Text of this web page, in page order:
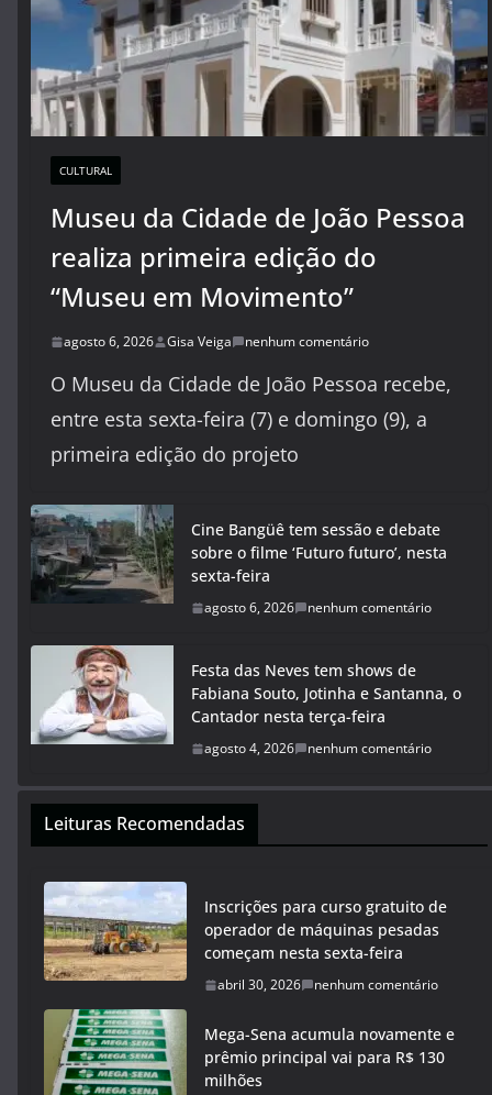
CULTURAL
Museu da Cidade de João Pessoa
realiza primeira edição do
“Museu em Movimento”
agosto 6, 2026 Gisa Veiga nenhum comentário
O Museu da Cidade de João Pessoa recebe,
entre esta sexta-feira (7) e domingo (9), a
primeira edição do projeto
Cine Bangüê tem sessão e debate
sobre o filme ‘Futuro futuro’, nesta
sexta-feira
agosto 6, 2026 nenhum comentário
Festa das Neves tem shows de
Fabiana Souto, Jotinha e Santanna, o
Cantador nesta terça-feira
agosto 4, 2026 nenhum comentário
Leituras Recomendadas
Inscrições para curso gratuito de
operador de máquinas pesadas
começam nesta sexta-feira
abril 30, 2026 nenhum comentário
Mega-Sena acumula novamente e
prêmio principal vai para R$ 130
milhões